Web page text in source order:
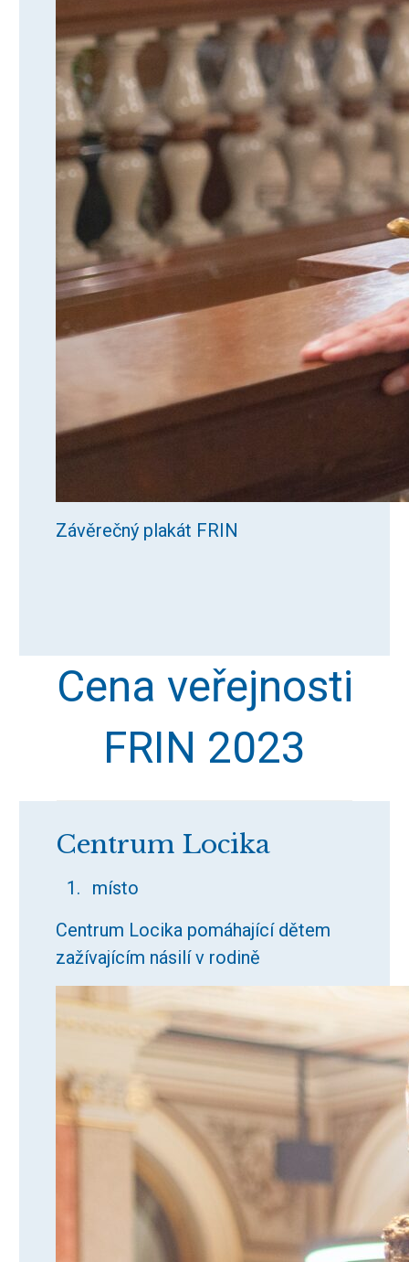
Závěrečný plakát FRIN
Cena veřejnosti
FRIN 2023
Centrum Locika
místo
Centrum Locika pomáhající dětem
zažívajícím násilí v rodině